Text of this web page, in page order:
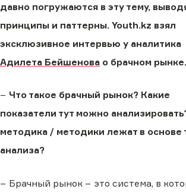
давно погружаются в эту тему,
принципы и паттерны. Youth.kz взял
эксклюзивное интервью у аналитика
Адилета Бейшенова о брачном рынке.
− Что такое брачный рынок? Какие
показатели тут можно
методика / методики лежат в основе
анализа?
− Брачный рынок − это система, в